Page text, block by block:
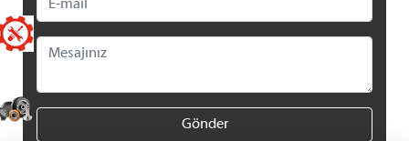
Gönder